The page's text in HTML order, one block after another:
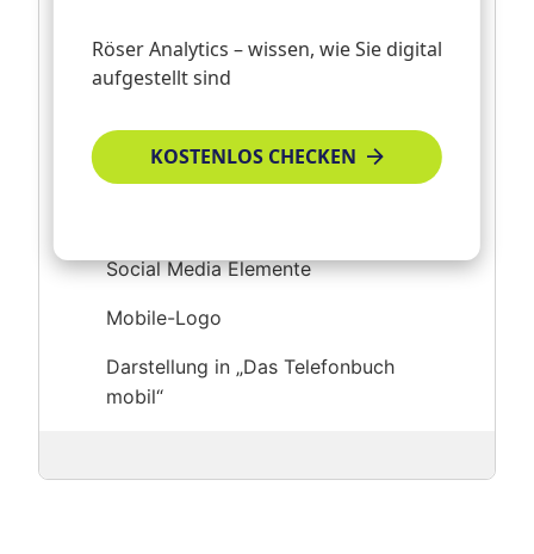
Homepage- und E-Mail-Link
Mehrwertdaten (Öffnungszeiten,
Zahlungsmöglichkeiten, Parkplätze etc
Social Media Elemente
Mobile-Logo
Darstellung in „Das Telefonbuch
mobil“
Röser Analytics – wissen, wie Sie digital
aufgestellt sind
KOSTENLOS CHECKEN